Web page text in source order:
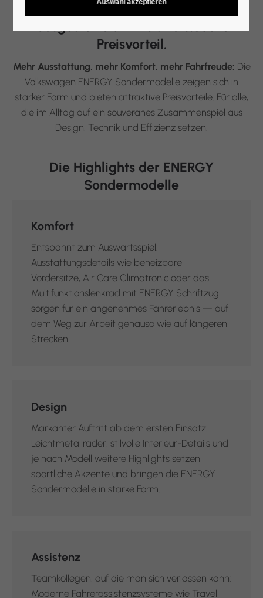
Stark aufgestellt. Attraktiv
ausgestattet. Mit bis zu 3.500 €
Preisvorteil.
Mehr Ausstattung, mehr Komfort, mehr Fahrfreude: Die
Volkswagen ENERGY Sondermodelle zeigen sich in
starker Form und bieten attraktive Preisvorteile. Für alle,
die im Alltag auf ein souveränes Zusammenspiel aus
Design, Technik und Effizienz setzen.
Die Highlights der ENERGY
Sondermodelle
Komfort
Entspannt zum Auswärtsspiel:
Ausstattungsdetails wie beheizbare
Vordersitze, Air Care Climatronic oder das
Multifunktionslenkrad mit ENERGY Schriftzug
sorgen für ein angenehmes Fahrerlebnis — auf
dem Weg zur Arbeit genauso wie auf längeren
Strecken.
Design
Markanter Auftritt ab dem ersten Einsatz:
Leichtmetallräder, stilvolle Interieur-Details und
je nach Modell weitere Highlights setzen
sportliche Akzente und bringen die ENERGY
Sondermodelle in starke Form.
Assistenz
Teamkollegen, auf die man sich verlassen kann:
Moderne Fahrerassistenzsysteme wie Travel